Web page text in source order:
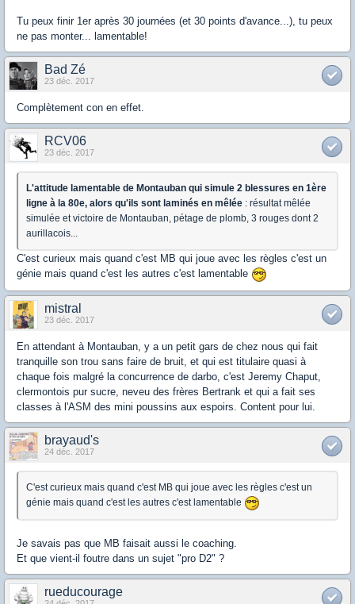
Tu peux finir 1er après 30 journées (et 30 points d'avance...), tu peux
ne pas monter... lamentable!
Bad Zé
23 déc. 2017
Complètement con en effet.
RCV06
23 déc. 2017
L'attitude lamentable de Montauban qui simule 2 blessures en 1ère
ligne à la 80e, alors qu'ils sont laminés en mêlée : résultat mêlée
simulée et victoire de Montauban, pétage de plomb, 3 rouges dont 2
aurillacois...
C'est curieux mais quand c'est MB qui joue avec les règles c'est un
génie mais quand c'est les autres c'est lamentable
mistral
23 déc. 2017
En attendant à Montauban, y a un petit gars de chez nous qui fait
tranquille son trou sans faire de bruit, et qui est titulaire quasi à
chaque fois malgré la concurrence de darbo, c'est Jeremy Chaput,
clermontois pur sucre, neveu des frères Bertrank et qui a fait ses
classes à l'ASM des mini poussins aux espoirs. Content pour lui.
brayaud's
24 déc. 2017
C'est curieux mais quand c'est MB qui joue avec les règles c'est un
génie mais quand c'est les autres c'est lamentable
Je savais pas que MB faisait aussi le coaching.
Et que vient-il foutre dans un sujet "pro D2" ?
rueducourage